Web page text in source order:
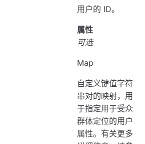
用户的 ID。
属性
可选
Map
自定义键值字符
串对的映射，用
于指定用于受众
群体定位的用户
属性。有关更多